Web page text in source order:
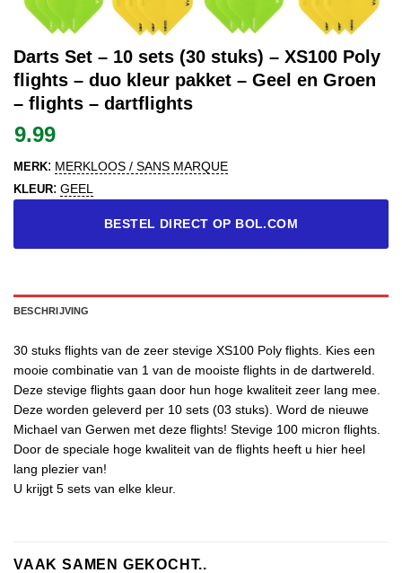
Darts Set – 10 sets (30 stuks) – XS100 Poly
flights – duo kleur pakket – Geel en Groen
– flights – dartflights
9.99
MERK: MERKLOOS / SANS MARQUE
KLEUR: GEEL
BESTEL DIRECT OP BOL.COM
BESCHRIJVING
30 stuks flights van de zeer stevige XS100 Poly flights. Kies een
mooie combinatie van 1 van de mooiste flights in de dartwereld.
Deze stevige flights gaan door hun hoge kwaliteit zeer lang mee.
Deze worden geleverd per 10 sets (03 stuks). Word de nieuwe
Michael van Gerwen met deze flights! Stevige 100 micron flights.
Door de speciale hoge kwaliteit van de flights heeft u hier heel
lang plezier van!
U krijgt 5 sets van elke kleur.
VAAK SAMEN GEKOCHT..